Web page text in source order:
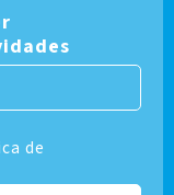
de